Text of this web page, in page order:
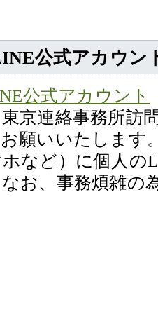
公式アカウン
公式アカウント
京連絡事務所訪
お願いいたします
など）に個人の
お、事務煩雑の